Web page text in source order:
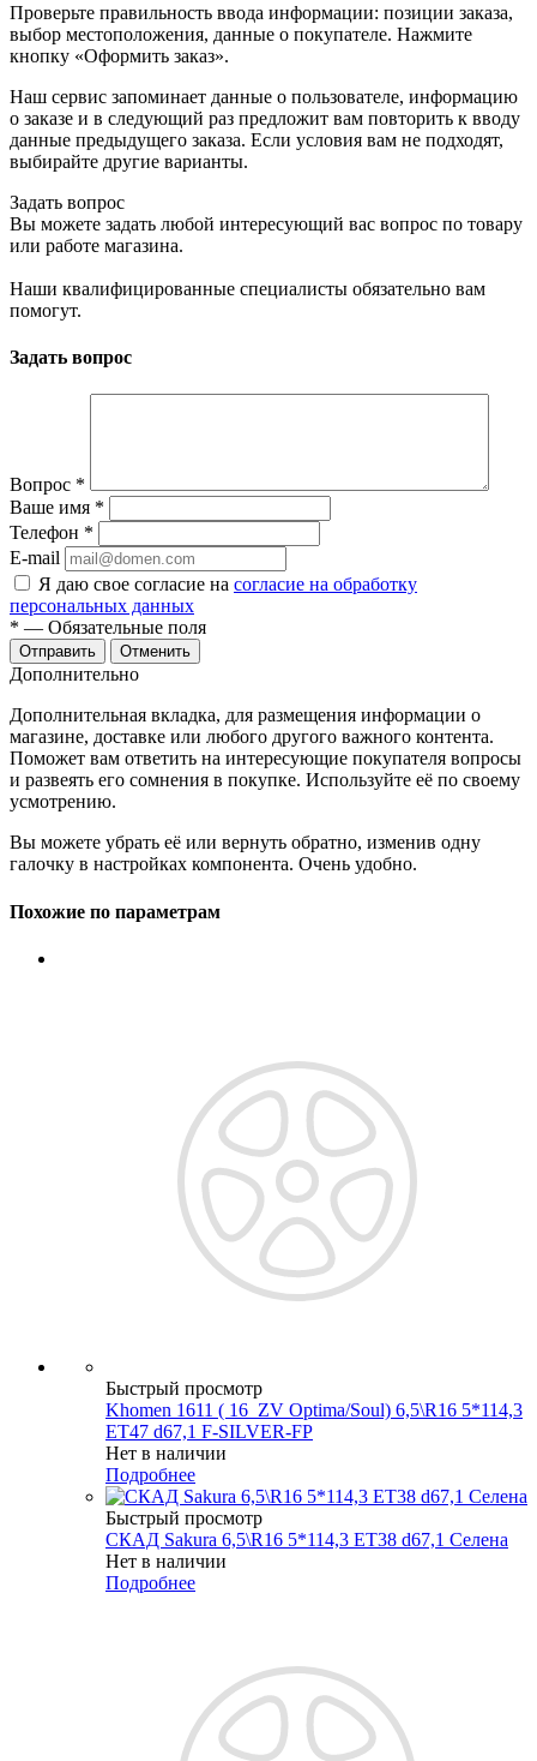
Проверьте правильность ввода информации: позиции заказа,
выбор местоположения, данные о покупателе. Нажмите
кнопку «Оформить заказ».
Наш сервис запоминает данные о пользователе, информацию
о заказе и в следующий раз предложит вам повторить к вводу
данные предыдущего заказа. Если условия вам не подходят,
выбирайте другие варианты.
Задать вопрос
Вы можете задать любой интересующий вас вопрос по товару
или работе магазина.
Наши квалифицированные специалисты обязательно вам
помогут.
Задать вопрос
Вопрос *
Ваше имя *
Телефон *
E-mail
Я даю свое согласие на согласие на обработку
персональных данных
* — Обязательные поля
Отменить
Дополнительно
Дополнительная вкладка, для размещения информации о
магазине, доставке или любого другого важного контента.
Поможет вам ответить на интересующие покупателя вопросы
и развеять его сомнения в покупке. Используйте её по своему
усмотрению.
Вы можете убрать её или вернуть обратно, изменив одну
галочку в настройках компонента. Очень удобно.
Похожие по параметрам
Быстрый просмотр
Khomen 1611 ( 16_ZV Optima/Soul) 6,5\R16 5*114,3
ET47 d67,1 F-SILVER-FP
Нет в наличии
Подробнее
Быстрый просмотр
СКАД Sakura 6,5\R16 5*114,3 ET38 d67,1 Селена
Нет в наличии
Подробнее